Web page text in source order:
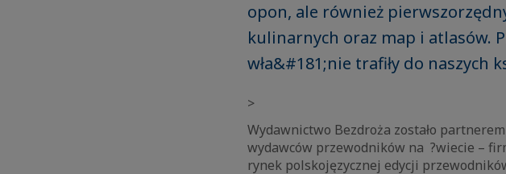
opon, ale również
kulinarnych oraz map i atlasów.
wła&#181;nie trafiły do naszych
>
Wydawnictwo Bezdroża zostało
wydawców przewodników na ?wiecie –
rynek polskojęzycznej edycji